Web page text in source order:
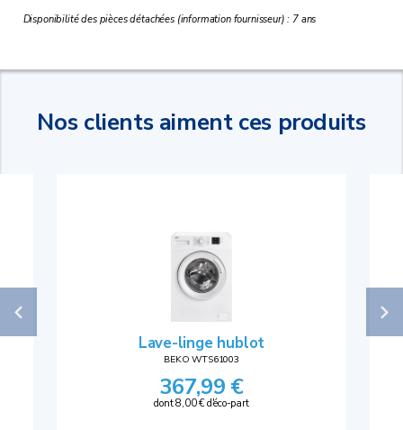
Disponibilité des pièces détachées (information fournisseur) : 7 ans
Nos clients aiment ces produits
Lave-linge hublot
BEKO WTS61003
367,99 €
dont 8,00 € d'éco-part